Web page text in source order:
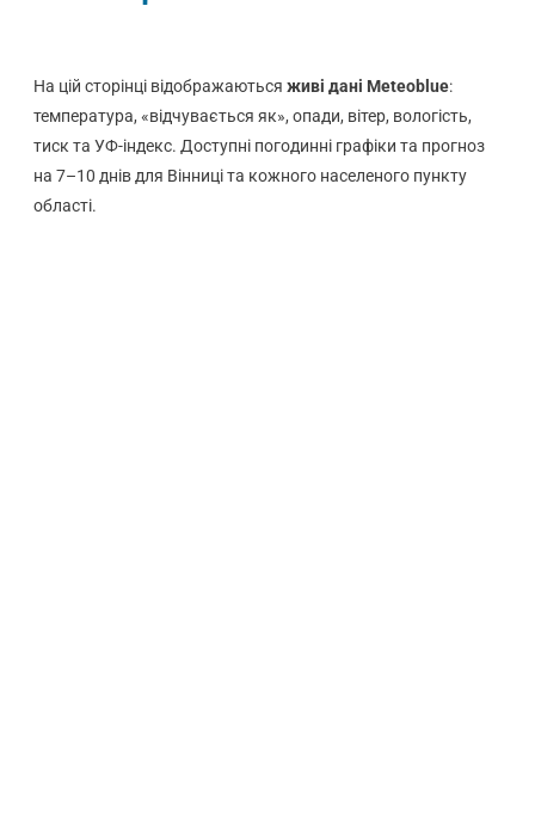
На цій сторінці відображаються живі дані Meteoblue:
температура, «відчувається як», опади, вітер, вологість,
тиск та УФ-індекс. Доступні погодинні графіки та прогноз
на 7–10 днів для Вінниці та кожного населеного пункту
області.